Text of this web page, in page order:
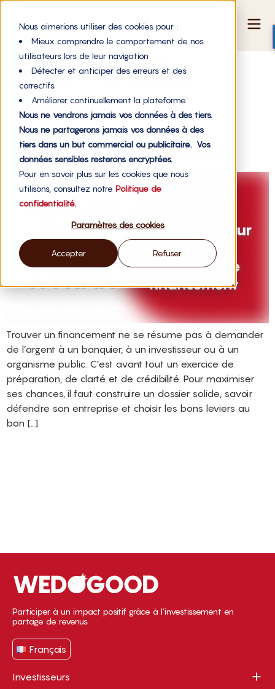
Nous aimerions utiliser des cookies pour :
Mieux comprendre le comportement de nos
utilisateurs lors de leur navigation
Détecter et anticiper des erreurs et des
correctifs
Améliorer continuellement la plateforme
Nous ne vendrons jamais vos données à des tiers.
Nous ne partagerons jamais vos données à des
tiers dans un but commercial ou publicitaire. Vos
données sensibles resterons encryptées.
Pour en savoir plus sur les cookies que nous
utilisons, consultez notre Politique de
confidentialité.
Paramètres des cookies
Accepter Refuser
Jour :6 juillet
2026
5 conseils d’un DAF pour réussir sa recherche de financement
Trouver un financement ne se résume pas à demander
de l’argent à un banquier, à un investisseur ou à un
organisme public. C’est avant tout un exercice de
préparation, de clarté et de crédibilité. Pour maximiser
ses chances, il faut construire un dossier solide, savoir
défendre son entreprise et choisir les bons leviers au
bon […]
Participer à un impact positif grâce à l’investissement en
partage de revenus
Français
Investisseurs